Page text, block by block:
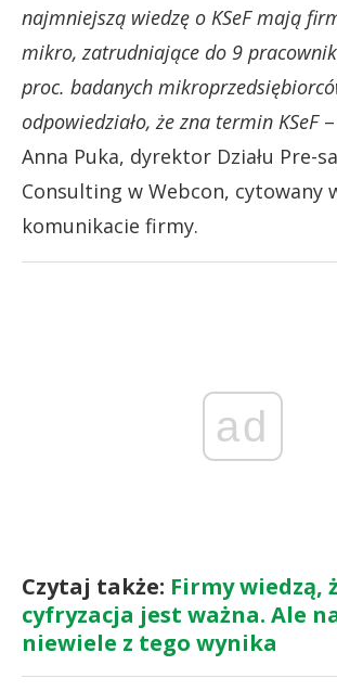
najmniejszą wiedzę o KSeF mają
mikro, zatrudniające do 9
proc. badanych
odpowiedziało, że zna termin KSeF–
Anna Puka, dyrektor Działu Pre-
Consulting w Webcon, cytowany
komunikacie firmy.
ad
Czytaj także: Firmy wiedzą,
cyfryzacja jest ważna. Ale
niewiele z tego wynika